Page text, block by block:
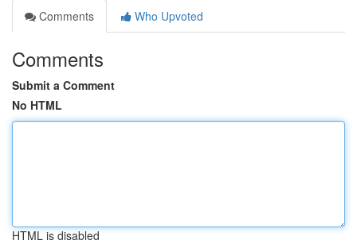
Comments
Who Upvoted
Comments
Submit a Comment
No HTML
HTML is disabled